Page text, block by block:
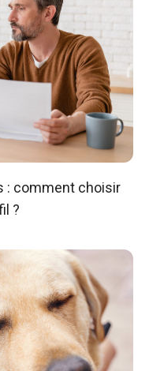
: comment choisir
?